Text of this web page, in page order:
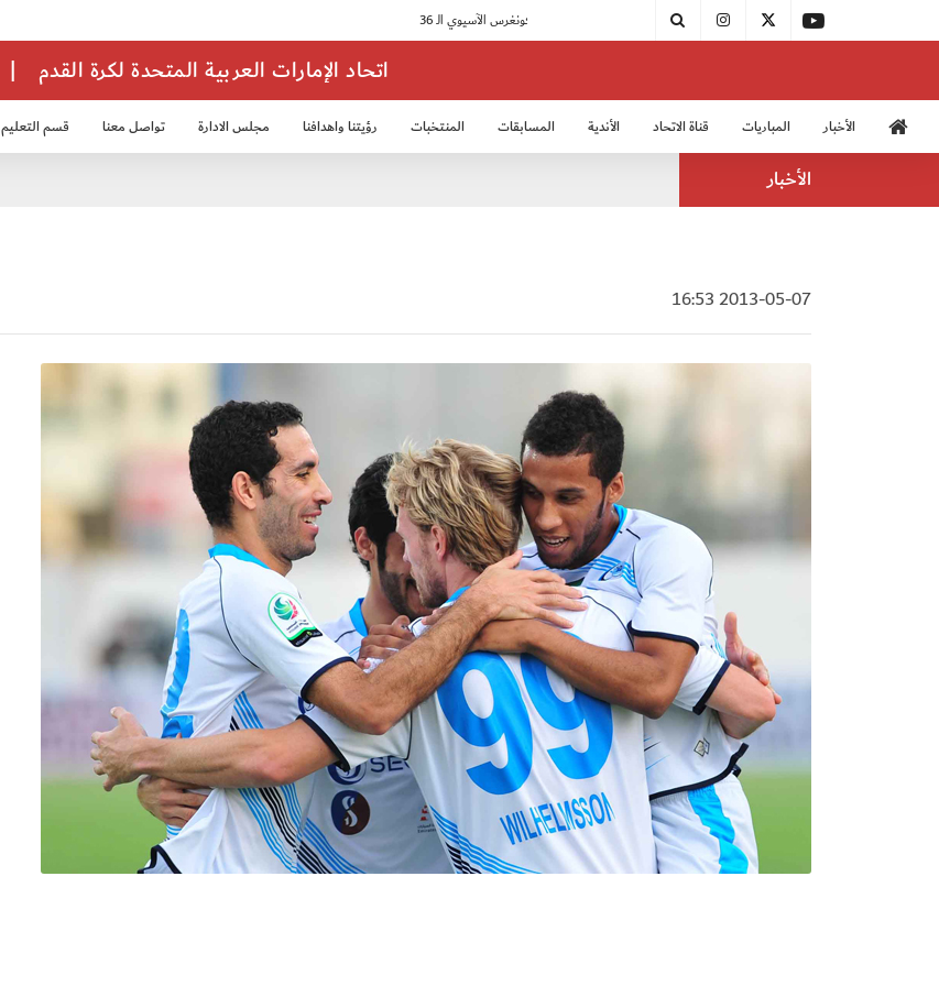
اتحاد الكرة يُشارك في الكونغرس الآسيوي الـ 36
| اتحاد الإمارات العربية المتحدة لكرة القدم
الأخبار المباريات قناة الاتحاد الأندية المسابقات المنتخبات رؤيتنا واهدافنا مجلس الادارة تواصل معنا قسم التعليم
الأخبار
2013-05-07 16:53